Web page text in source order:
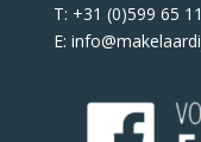
T: +31 (0)599 65
E: